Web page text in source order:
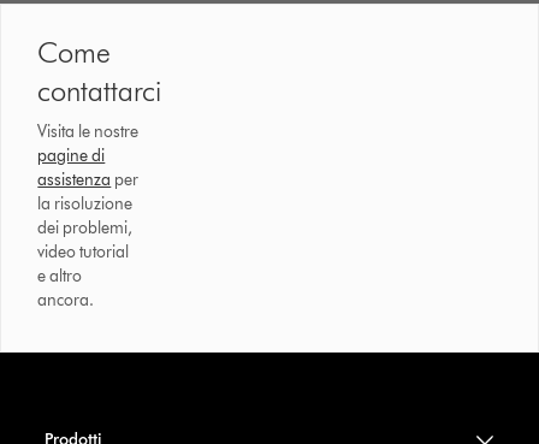
Come
contattarci
Visita le nostre
pagine di
assistenza per
la risoluzione
dei problemi,
video tutorial
e altro
ancora.
Prodotti